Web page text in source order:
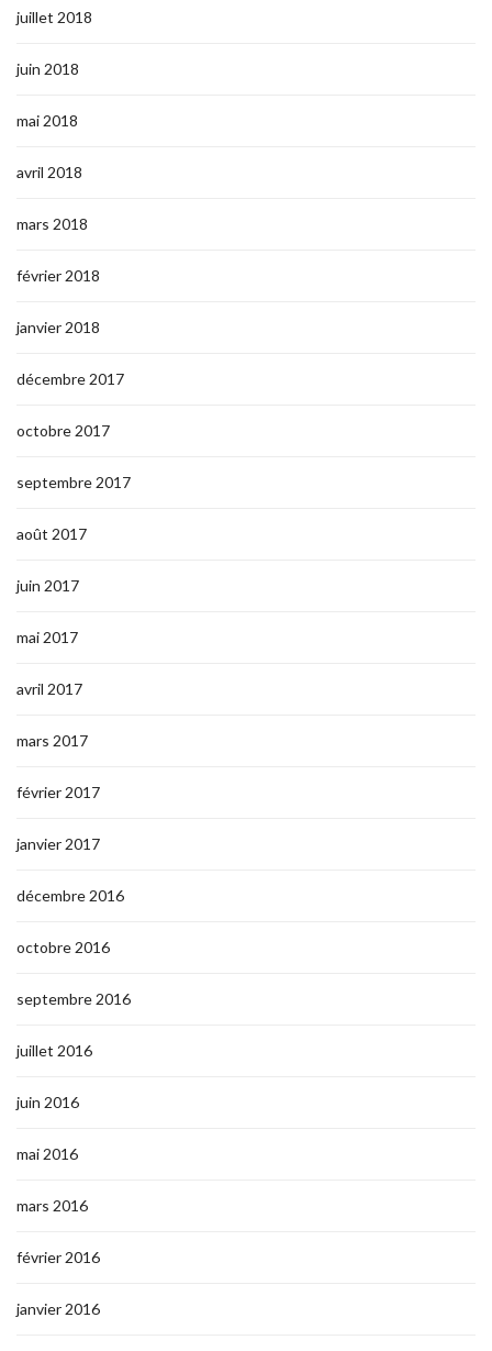
juillet 2018
juin 2018
mai 2018
avril 2018
mars 2018
février 2018
janvier 2018
décembre 2017
octobre 2017
septembre 2017
août 2017
juin 2017
mai 2017
avril 2017
mars 2017
février 2017
janvier 2017
décembre 2016
octobre 2016
septembre 2016
juillet 2016
juin 2016
mai 2016
mars 2016
février 2016
janvier 2016